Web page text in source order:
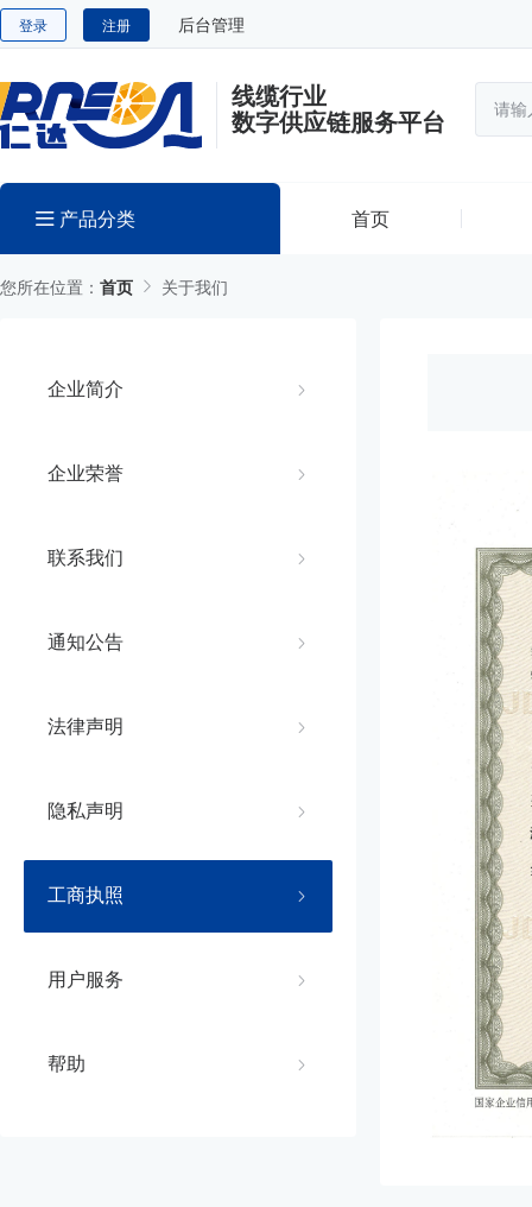
登录 注册 后台管理
线缆行业
数字供应链服务平台
产品分类 首页
您所在位置： 首页 关于我们
企业简介
企业荣誉
联系我们
通知公告
法律声明
隐私声明
工商执照
用户服务
帮助